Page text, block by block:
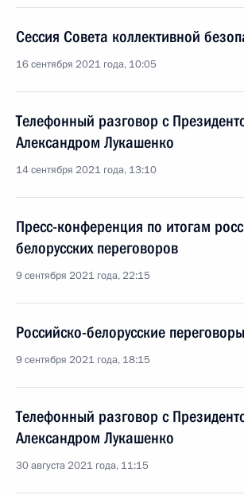
Сессия Совета коллективной
16 сентября 2021 года, 10:05
Телефонный разговор с
Александром Лукашенко
14 сентября 2021 года, 13:10
Пресс-конференция по итогам
белорусских переговоров
9 сентября 2021 года, 22:15
Российско-белорусские переговоры
9 сентября 2021 года, 18:15
Телефонный разговор с
Александром Лукашенко
30 августа 2021 года, 11:15